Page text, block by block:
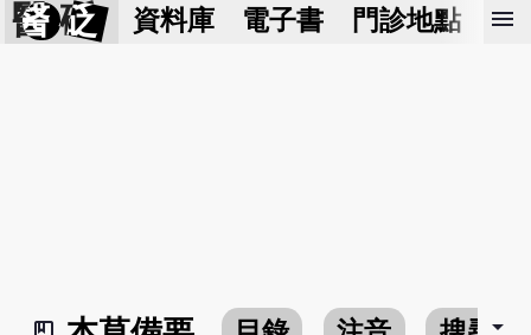
醫 砭 資料庫 電子書 門診地點 預
menu
arrow_drop_down